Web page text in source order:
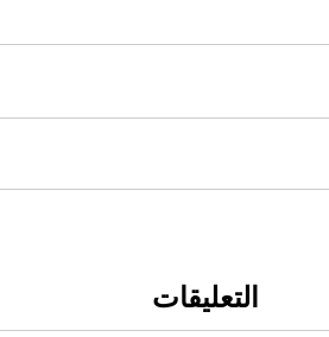
التعليقات